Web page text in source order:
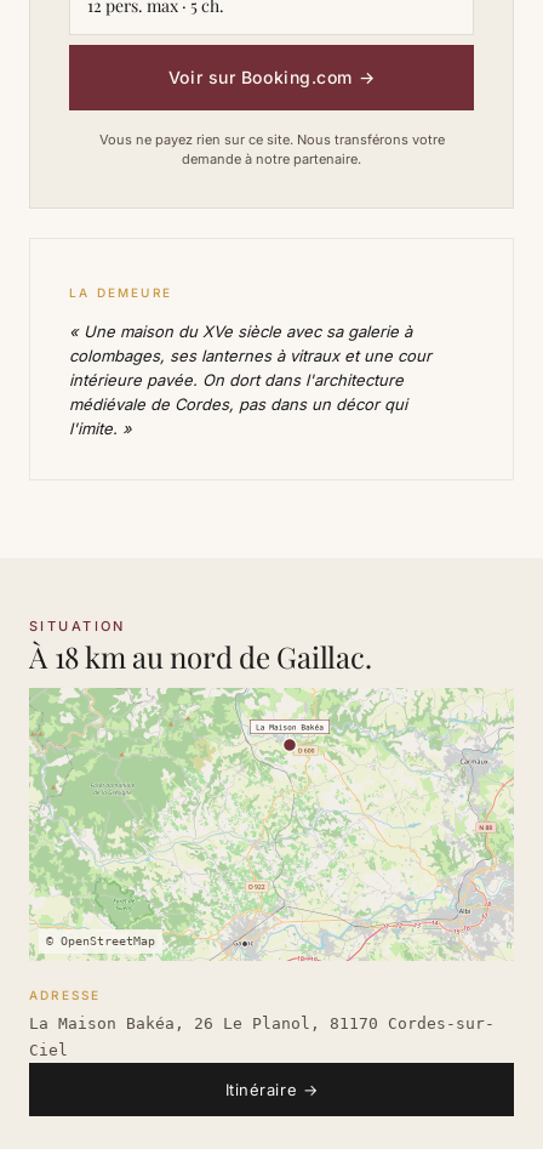
12 pers. max · 5 ch.
Voir sur Booking.com →
Vous ne payez rien sur ce site. Nous transférons votre
demande à notre partenaire.
LA DEMEURE
« Une maison du XVe siècle avec sa galerie à
colombages, ses lanternes à vitraux et une cour
intérieure pavée. On dort dans l'architecture
médiévale de Cordes, pas dans un décor qui
l'imite. »
SITUATION
À 18 km au nord de Gaillac.
© OpenStreetMap
ADRESSE
La Maison Bakéa, 26 Le Planol, 81170 Cordes-sur-
Ciel
Itinéraire →